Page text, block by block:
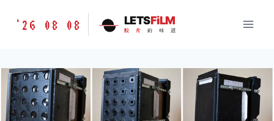
胶
味
道
LETSFILM
'26 08 08 LETSFiLM
胶 片 的 味 道